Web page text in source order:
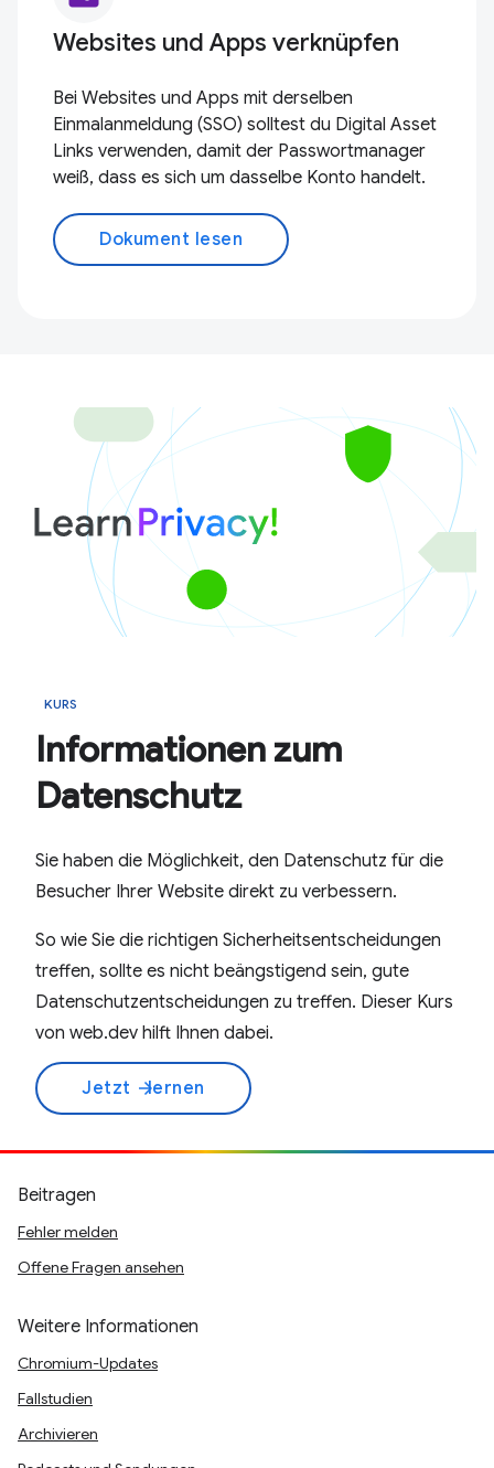
Websites und Apps verknüpfen
Bei Websites und Apps mit derselben
Einmalanmeldung (SSO) solltest du Digital Asset
Links verwenden, damit der Passwortmanager
weiß, dass es sich um dasselbe Konto handelt.
Dokument lesen
KURS
Informationen zum
Datenschutz
Sie haben die Möglichkeit, den Datenschutz für die
Besucher Ihrer Website direkt zu verbessern.
So wie Sie die richtigen Sicherheitsentscheidungen
treffen, sollte es nicht beängstigend sein, gute
Datenschutzentscheidungen zu treffen. Dieser Kurs
von web.dev hilft Ihnen dabei.
Jetzt arrow_forward
lernen
Beitragen
Fehler melden
Offene Fragen ansehen
Weitere Informationen
Chromium-Updates
Fallstudien
Archivieren